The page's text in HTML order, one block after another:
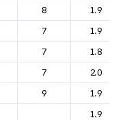
8
1.9
7
1.9
7
1.8
7
2.0
9
1.9
1.9